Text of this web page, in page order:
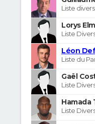
Liste
Lorys
Liste Divers
Léon
Liste du
Gaël
Liste Divers
Hamada
Liste Divers